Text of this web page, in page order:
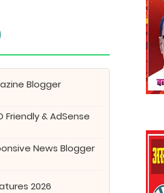
Blogger
& AdSense
News Blogger
2026